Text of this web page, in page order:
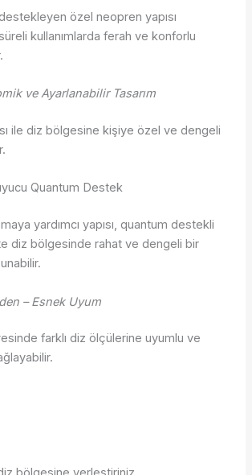
destekleyen özel neopren yapısı
kullanımlarda ferah ve konforlu
ve Ayarlanabilir Tasarım
ile diz bölgesine kişiye özel ve dengeli
Quantum Destek
yardımcı yapısı, quantum destekli
diz bölgesinde rahat ve dengeli bir
– Esnek Uyum
farklı diz ölçülerine uyumlu ve